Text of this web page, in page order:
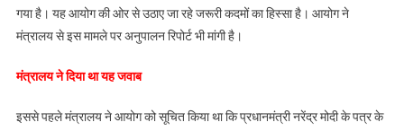
बंद
गया है। यह आयोग की ओर से उठाए जा रहे जरूरी कदमों का हिस्सा है। आयोग ने
मंत्रालय से इस मामले पर अनुपालन रिपोर्ट भी मांगी है।
मंत्रालय ने दिया था यह जवाब
इससे पहले मंत्रालय ने आयोग को सूचित किया था कि प्रधानमंत्री नरेंद्र मोदी के पत्र के